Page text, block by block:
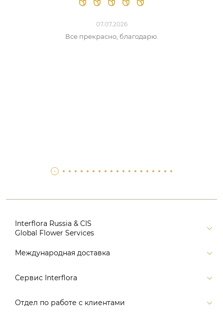
07.07.2026
Все прекрасно, благодарю.
Interflora Russia & CIS
Global Flower Services
Версия для печати
Поиск
Международная доставка
Россия
Европа
Сервис Interflora
Заказ и оплата
Отдел по работе с клиентами